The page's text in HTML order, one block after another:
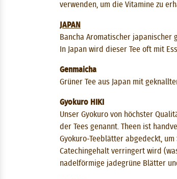
verwenden, um die Vitamine zu
JAPAN
Bancha Aromatischer japanischer
In Japan wird dieser Tee oft mit
Genmaicha
Grüner Tee aus Japan mit
Gyokuro HIKI
Unser Gyokuro von höchster
der Tees genannt. Theen ist
Gyokuro-Teeblätter abgedeckt,
Catechingehalt verringert wird
nadelförmige jadegrüne Blätter